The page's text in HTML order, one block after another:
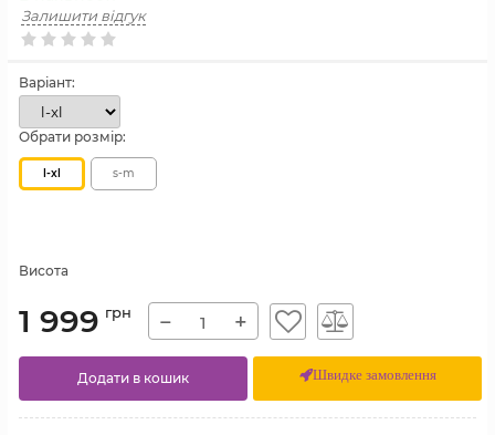
Залишити відгук
Варіант:
Обрати розмір:
l-xl s-m
Висота
1 999 грн − +
Додати в кошик Швидке замовлення